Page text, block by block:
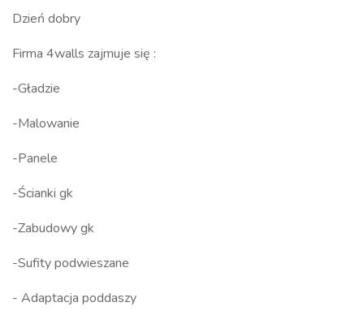
Dzień dobry
Firma 4walls zajmuje się :
-Gładzie
-Malowanie
-Panele
-Ścianki gk
-Zabudowy gk
-Sufity podwieszane
- Adaptacja poddaszy